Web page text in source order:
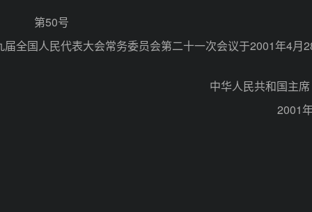
第50号
全国人民代表大会常务委员会第二十一次会议于2001年4月
中华人民共和国主
2001